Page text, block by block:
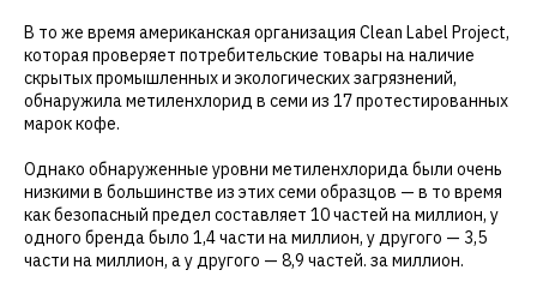
В то же время американская организация Clean Label Project,
которая проверяет потребительские товары на наличие
скрытых промышленных и экологических загрязнений,
обнаружила метиленхлорид в семи из 17 протестированных
марок кофе.
Однако обнаруженные уровни метиленхлорида были очень
низкими в большинстве из этих семи образцов — в то время
как безопасный предел составляет 10 частей на миллион, у
одного бренда было 1,4 части на миллион, у другого — 3,5
части на миллион, а у другого — 8,9 частей. за миллион.